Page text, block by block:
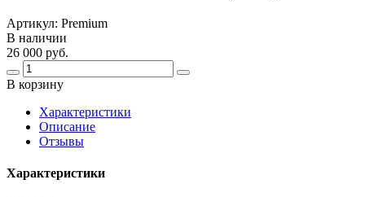
Артикул: Premium
В наличии
26 000 руб.
В корзину
Харaктеристики
Описание
Отзывы
Характеристики